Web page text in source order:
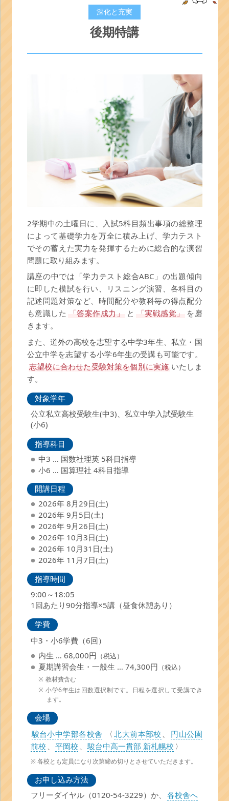
深化と充実
後期特講
2学期中の土曜日に、入試5科目頻出事項の総整理
によって基礎学力を万全に積み上げ、学力テスト
でその蓄えた実力を発揮するために総合的な演習
問題に取り組みます。
講座の中では「学力テスト総合ABC」の出題傾向
に即した模試を行い、リスニング演習、各科目の
記述問題対策など、時間配分や教科毎の得点配分
も意識した
「答案作成力」 と 「実戦感覚」
を磨
きます。
また、道外の高校を志望する中学3年生、私立・国
公立中学を志望する小学6年生の受講も可能です。
志望校に合わせた受験対策を個別に実施 いたしま
す。
対象学年
公立私立高校受験生(中3)、私立中学入試受験生
(小6)
指導科目
中3 … 国数社理英 5科目指導
小6 … 国算理社 4科目指導
開講日程
2026年 8月29日(土)
2026年 9月5日(土)
2026年 9月26日(土)
2026年 10月3日(土)
2026年 10月31日(土)
2026年 11月7日(土)
指導時間
9:00～18:05
1回あたり90分指導×5講（昼食休憩あり）
学費
中3・小6学費（6回）
内生 … 68,000円 （税込）
夏期講習会生・一般生 … 74,300円 （税込）
教材費含む
小学6年生は回数選択制です。日程を選択して受講でき
ます。
会場
駿台小中学部各校舎
〈 北大前本部校 、
円山公園
前校 、 平岡校 、 駿台中高一貫部 新札幌校 〉
各校とも定員になり次第締め切りとさせていただきます。
お申し込み方法
フリーダイヤル（0120-54-3229）か、 各校舎へ